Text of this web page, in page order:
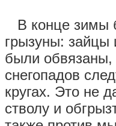
В конце зимы
грызуны:
были обвязаны,
снегопадов
кругах. Это не
стволу и